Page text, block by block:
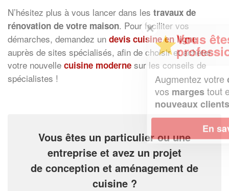
N’hésitez plus à vous lancer dans les travaux de
rénovation de votre maison. Pour faciliter vos
démarches, demandez un devis cuisine en ligne
auprès de sites spécialisés, afin de choisir et acheter
votre nouvelle cuisine moderne sur les conseils de
spécialistes !
Vous êtes un particulier ou une
entreprise et avez un projet
de conception et aménagement de
cuisine ?
✕
Vous êtes un
professionnel ?
chiffre d'affaireset
tout en gagnant de